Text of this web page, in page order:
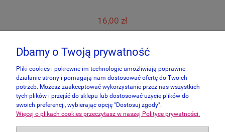
16,00 zł
Informacje
Dbamy o Twoją prywatność
Pliki cookies i pokrewne im technologie umożliwiają poprawne
działanie strony i pomagają nam dostosować ofertę do Twoich
potrzeb. Możesz zaakceptować wykorzystanie przez nas wszystkich
tych plików i przejść do sklepu lub dostosować użycie plików do
swoich preferencji, wybierając opcję "Dostosuj zgody".
Więcej o plikach cookies przeczytasz w naszej Polityce prywatności.